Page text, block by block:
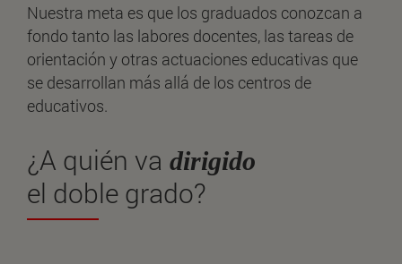
Nuestra meta es que los graduados conozcan a
fondo tanto las labores docentes, las tareas de
orientación y otras actuaciones educativas que
se desarrollan más allá de los centros de
educativos.
¿A quién va dirigido
el doble grado?